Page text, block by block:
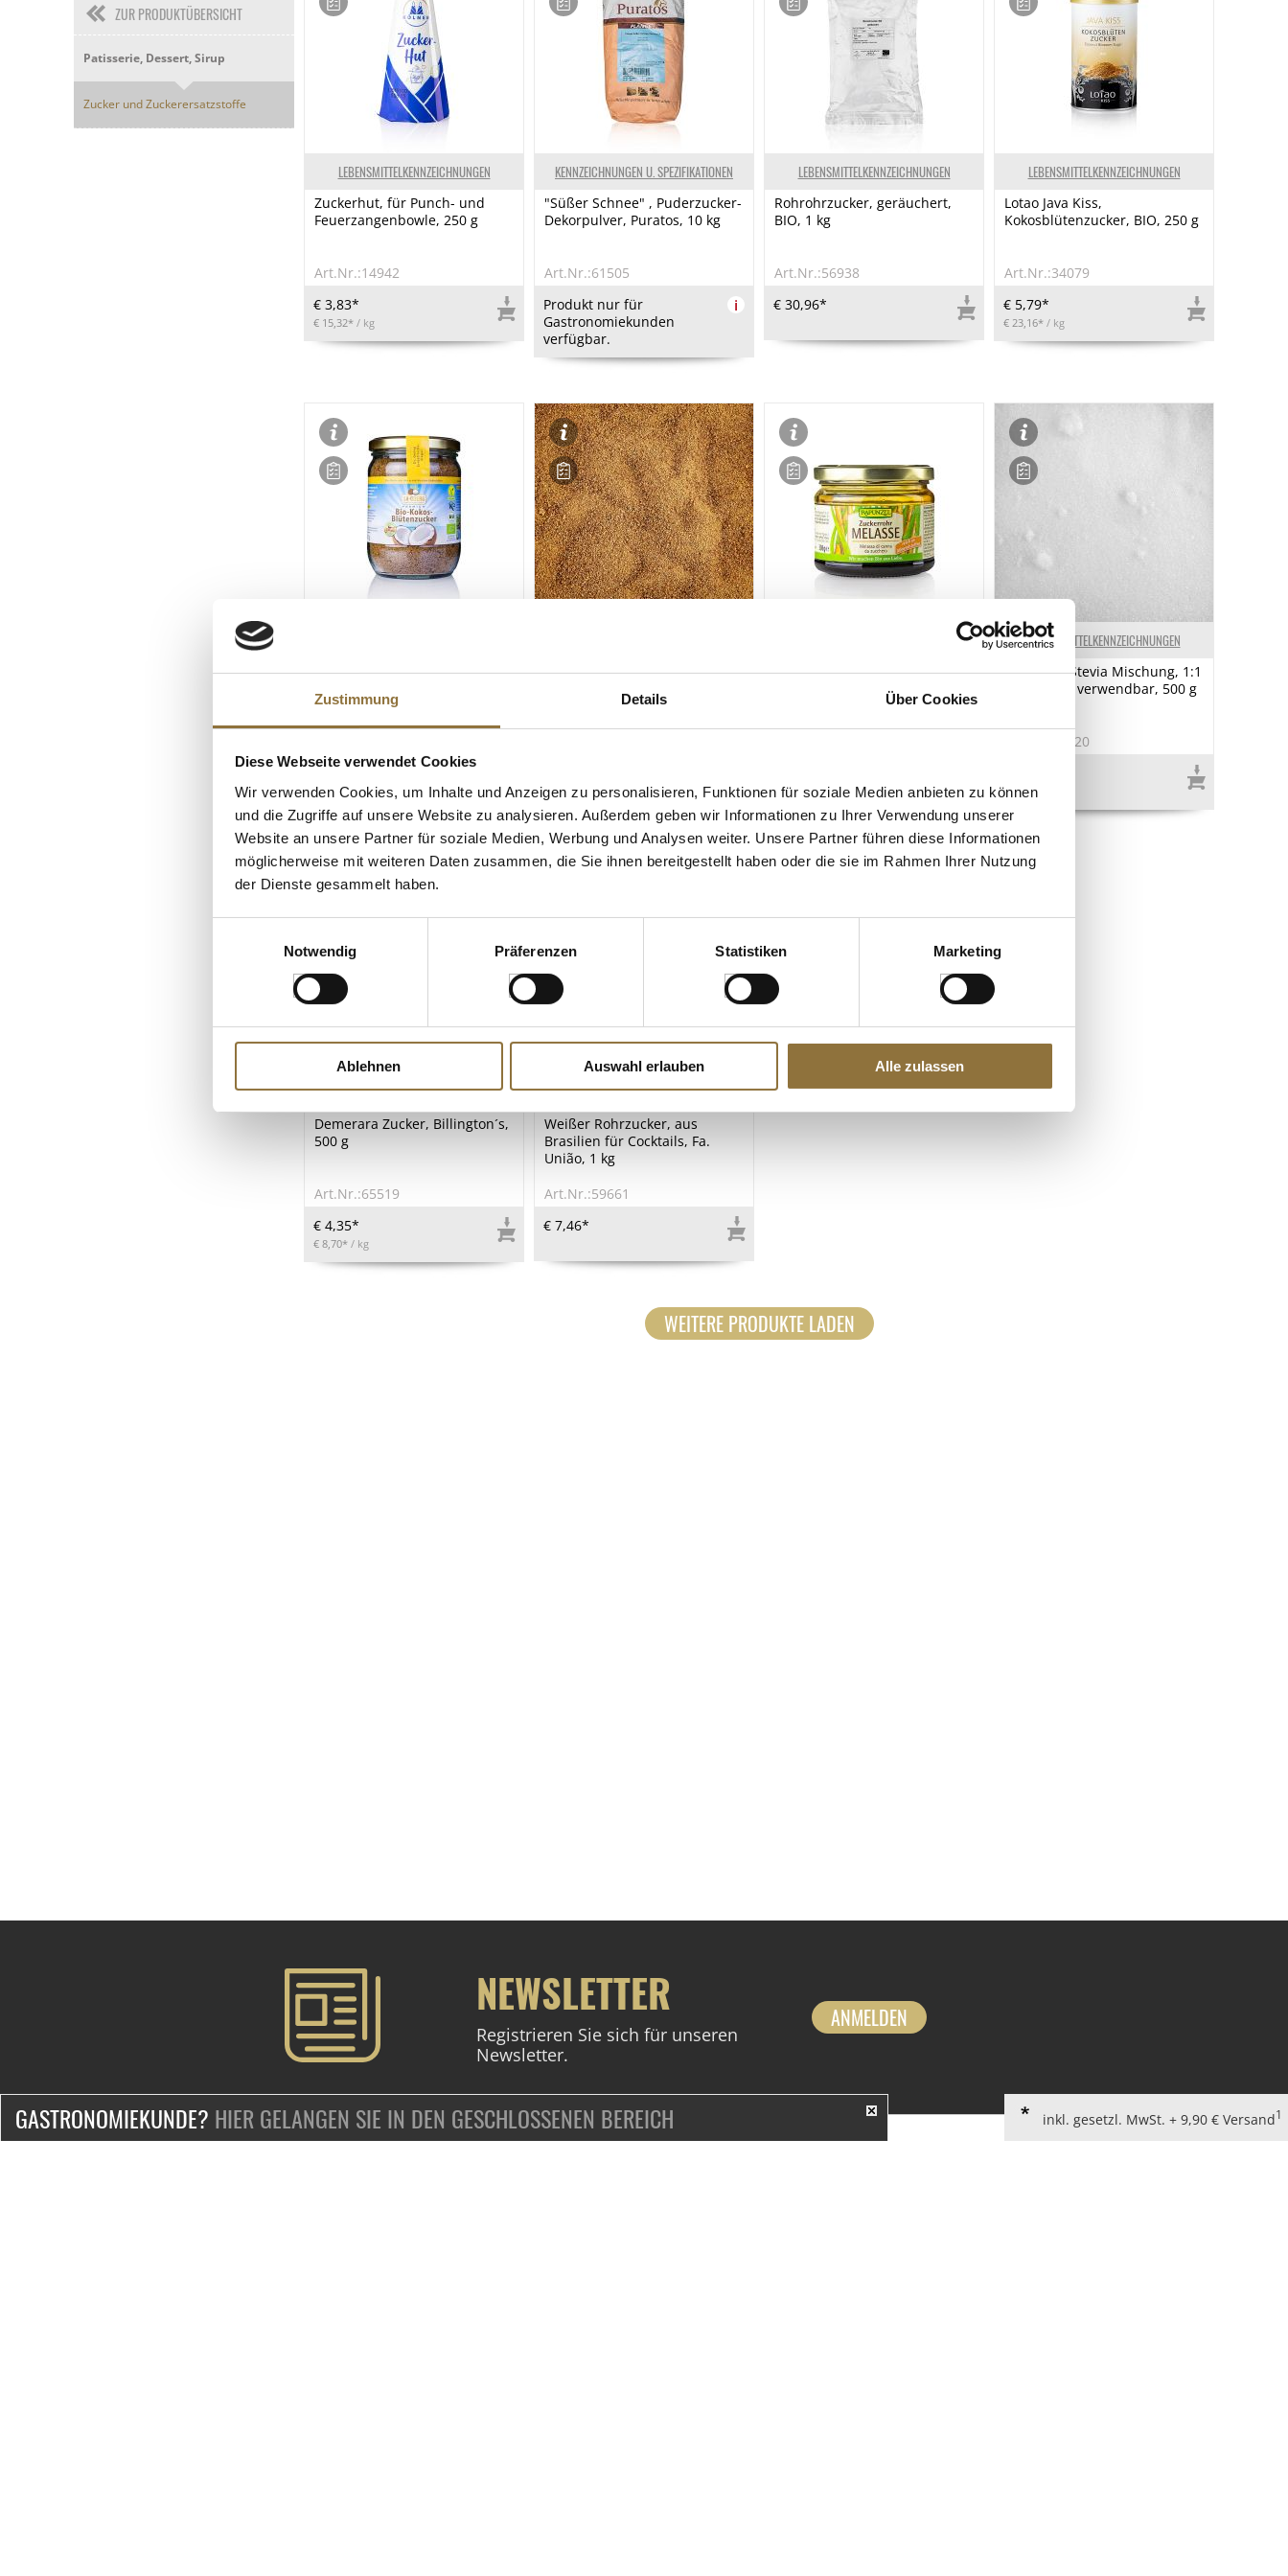
Zustimmung Details Über Cookies
Diese Webseite verwendet Cookies
Wir verwenden Cookies, um Inhalte und Anzeigen zu personalisieren, Funktionen für soziale Medien anbieten zu können
und die Zugriffe auf unsere Website zu analysieren. Außerdem geben wir Informationen zu Ihrer Verwendung unserer
Website an unsere Partner für soziale Medien, Werbung und Analysen weiter. Unsere Partner führen diese Informationen
möglicherweise mit weiteren Daten zusammen, die Sie ihnen bereitgestellt haben oder die sie im Rahmen Ihrer Nutzung
der Dienste gesammelt haben.
Notwendig
Präferenzen Statistiken Marketing
Ablehnen Auswahl erlauben Alle zulassen
ZUR PRODUKTÜBERSICHT
Patisserie, Dessert, Sirup
Zucker und Zuckerersatzstoffe
LEBENSMITTELKENNZEICHNUNGEN
Zuckerhut, für Punch- und
Feuerzangenbowle, 250 g
Art.Nr.:14942
€ 3,83*
€ 15,32* / kg
KENNZEICHNUNGEN U. SPEZIFIKATIONEN
"Süßer Schnee" , Puderzucker-
Dekorpulver, Puratos, 10 kg
Art.Nr.:61505
Produkt nur für
Gastronomiekunden
verfügbar.
i
LEBENSMITTELKENNZEICHNUNGEN
Rohrohrzucker, geräuchert,
BIO, 1 kg
Art.Nr.:56938
€ 30,96*
LEBENSMITTELKENNZEICHNUNGEN
Lotao Java Kiss,
Kokosblütenzucker, BIO, 250 g
Art.Nr.:34079
€ 5,79*
€ 23,16* / kg
Dr.Goerg Kokosblütenzucker,
€ 7,42*
€ 26,50*/ kg
Kokosblütenzucker, BIO, 1 kg
Melasse aus Zuckerrohr, BIO,
€ 13,67*/ kg
LEBENSMITTELKENNZEICHNUNGEN
Erythrit & Stevia Mischung, 1:1
wie Zucker verwendbar, 500 g
Art.Nr.:68120
€ 12,60*
LEBENSMITTELKENNZEICHNUNGEN
Demerara Zucker, Billington´s,
500 g
Art.Nr.:65519
€ 4,35*
€ 8,70* / kg
LEBENSMITTELKENNZEICHNUNGEN
Weißer Rohrzucker, aus
Brasilien für Cocktails, Fa.
União, 1 kg
Art.Nr.:59661
€ 7,46*
WEITERE PRODUKTE LADEN
NEWSLETTER
Registrieren Sie sich für unseren
Newsletter.
ANMELDEN
GASTRONOMIEKUNDE? HIER GELANGEN SIE IN DEN GESCHLOSSENEN BEREICH inkl. gesetzl. MwSt. + 9,90 € Versand1